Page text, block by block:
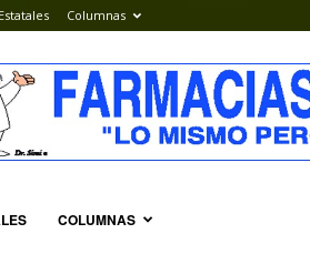
Estatales Columnas
COLUMNAS